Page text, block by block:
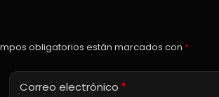
obligatorios están marcados con *
Correo electrónico *